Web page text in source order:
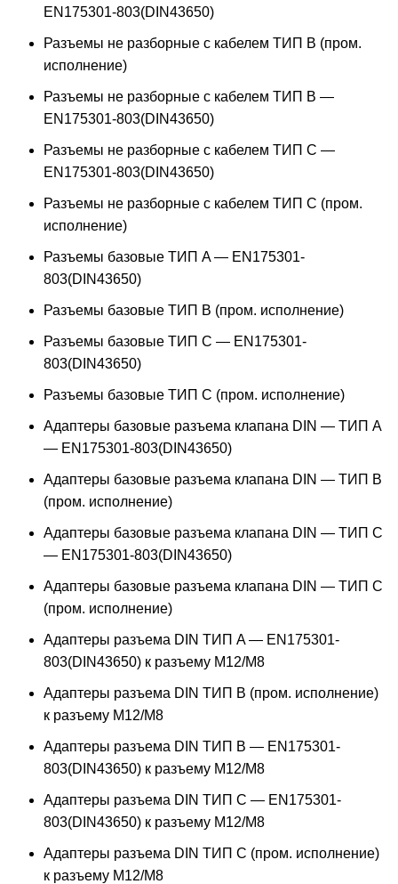
EN175301-803(DIN43650)
Разъемы не разборные с кабелем ТИП B (пром.
исполнение)
Разъемы не разборные с кабелем ТИП B —
EN175301-803(DIN43650)
Разъемы не разборные с кабелем ТИП C —
EN175301-803(DIN43650)
Разъемы не разборные с кабелем ТИП C (пром.
исполнение)
Разъемы базовые ТИП A — EN175301-
803(DIN43650)
Разъемы базовые ТИП В (пром. исполнение)
Разъемы базовые ТИП C — EN175301-
803(DIN43650)
Разъемы базовые ТИП C (пром. исполнение)
Адаптеры базовые разъема клапана DIN — ТИП A
— EN175301-803(DIN43650)
Адаптеры базовые разъема клапана DIN — ТИП B
(пром. исполнение)
Адаптеры базовые разъема клапана DIN — ТИП C
— EN175301-803(DIN43650)
Адаптеры базовые разъема клапана DIN — ТИП C
(пром. исполнение)
Адаптеры разъема DIN ТИП A — EN175301-
803(DIN43650) к разъему M12/M8
Адаптеры разъема DIN ТИП B (пром. исполнение)
к разъему M12/M8
Адаптеры разъема DIN ТИП B — EN175301-
803(DIN43650) к разъему M12/M8
Адаптеры разъема DIN ТИП C — EN175301-
803(DIN43650) к разъему M12/M8
Адаптеры разъема DIN ТИП C (пром. исполнение)
к разъему M12/M8